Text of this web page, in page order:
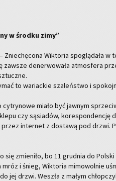
w środ­ku zimy”
Znie­chę­co­na Wik­to­ria spo­glą­da­ła w
za­wsze de­ner­wo­wa­ła at­mos­fe­ra
to wa­riac­kie sza­leń­stwo i
miało być jaw­nym
czy są­sia­dów, ko­re­spon­den­cję
in­ter­net z do­sta­wą pod drzwi.
się zmie­ni­ło, bo 11 grud­nia do
mróz i śnieg, Wik­to­ria mi­mo­wol­nie
jej drzwi. We­szła z małym